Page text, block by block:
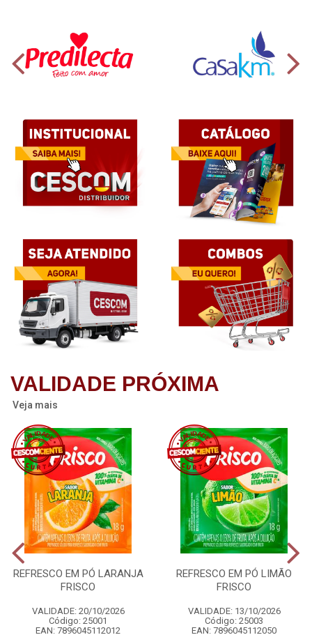
VALIDADE PRÓXIMA
Veja mais
REFRESCO EM PÓ LARANJA
FRISCO
VALIDADE: 20/10/2026
Código: 25001
EAN: 7896045112012
REFRESCO EM PÓ LIMÃO
FRISCO
VALIDADE: 13/10/2026
Código: 25003
EAN: 7896045112050